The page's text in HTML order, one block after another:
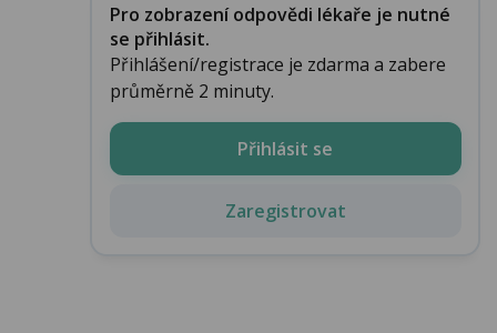
Pro zobrazení odpovědi lékaře je nutné
se přihlásit.
Přihlášení/registrace je zdarma a zabere
průměrně 2 minuty.
Přihlásit se
Zaregistrovat